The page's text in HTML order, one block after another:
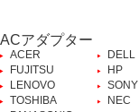
ACアダプター
ACER
DELL
FUJITSU
HP
LENOVO
SONY
TOSHIBA
NEC